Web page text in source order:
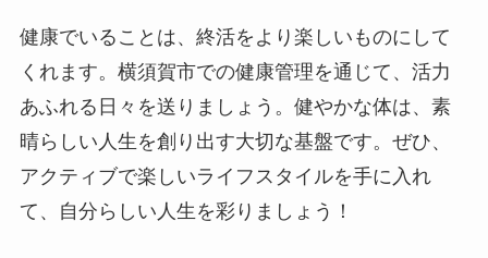
健康でいることは、終活をより楽しいものにして
くれます。横須賀市での健康管理を通じて、活力
あふれる日々を送りましょう。健やかな体は、素
晴らしい人生を創り出す大切な基盤です。ぜひ、
アクティブで楽しいライフスタイルを手に入れ
て、自分らしい人生を彩りましょう！